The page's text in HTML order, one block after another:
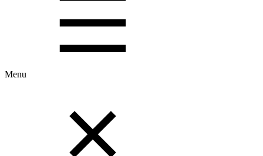
Menu